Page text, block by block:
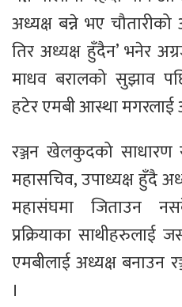
अध्यक्ष बन्ने भए
तिर अध्यक्ष हुँदैन’ भनेर
माधव बरालको सुझाव
हटेर एमबी आस्था मगरलाई
रञ्जन खेलकुदको साधारण
महासचिव, उपाध्यक्ष हुँदै
महासंघमा जिताउन
प्रक्रियाका साथीहरुलाई
एमबीलाई अध्यक्ष बनाउन
।